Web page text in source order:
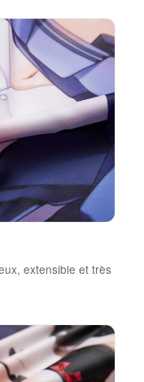
extensible et très